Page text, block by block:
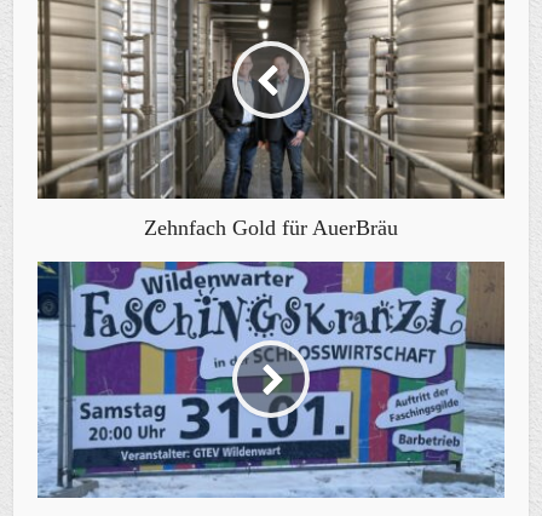
Zehnfach Gold für AuerBräu